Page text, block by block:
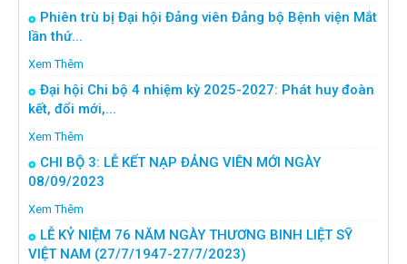
Phiên trù bị Đại hội Đảng viên Đảng bộ Bệnh viện Mắt
lần thứ...
Xem Thêm
Đại hội Chi bộ 4 nhiệm kỳ 2025-2027: Phát huy đoàn
kết, đổi mới,...
Xem Thêm
CHI BỘ 3: LỄ KẾT NẠP ĐẢNG VIÊN MỚI NGÀY
08/09/2023
Xem Thêm
LỄ KỶ NIỆM 76 NĂM NGÀY THƯƠNG BINH LIỆT SỸ
VIỆT NAM (27/7/1947-27/7/2023)